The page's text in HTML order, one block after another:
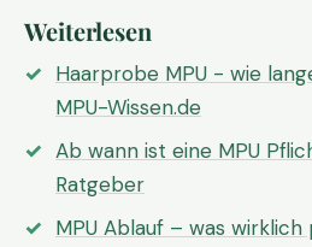
Weiterlesen
Haarprobe MPU - wie
MPU-Wissen.de
Ab wann ist eine MPU
Ratgeber
MPU Ablauf – was